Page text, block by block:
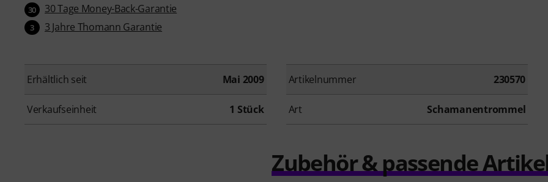
30 30 Tage Money-Back-Garantie
3 3 Jahre Thomann Garantie
Erhältlich seit Mai 2009 Artikelnummer 230570
Verkaufseinheit 1 Stück Art Schamanentrommel
Zubehör & passende